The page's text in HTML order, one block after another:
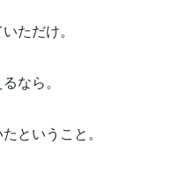
ただけ。
なら。
ということ。